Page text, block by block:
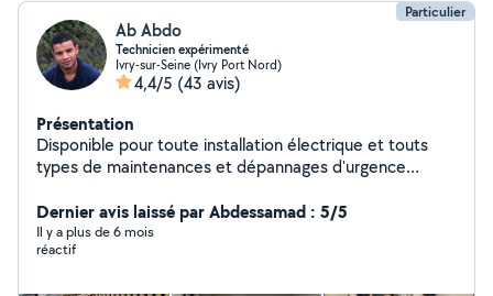
Particulier
Ab Abdo
Technicien expérimenté
Ivry-sur-Seine (Ivry Port Nord)
4,4/5 (43 avis)
Présentation
Disponible pour toute installation électrique et touts
types de maintenances et dépannages d'urgence
mobilisé️2 roues Devis et facturation sur demande
Dernier avis laissé par Abdessamad : 5/5
Il y a plus de 6 mois
réactif